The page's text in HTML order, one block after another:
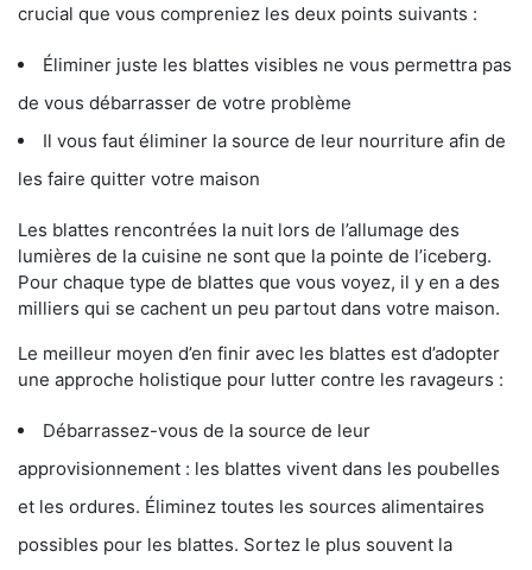
crucial que vous compreniez les deux points suivants :
Éliminer juste les blattes visibles ne vous permettra pas
de vous débarrasser de votre problème
Il vous faut éliminer la source de leur nourriture afin de
les faire quitter votre maison
Les blattes rencontrées la nuit lors de l’allumage des
lumières de la cuisine ne sont que la pointe de l’iceberg.
Pour chaque type de blattes que vous voyez, il y en a des
milliers qui se cachent un peu partout dans votre maison.
Le meilleur moyen d’en finir avec les blattes est d’adopter
une approche holistique pour lutter contre les ravageurs :
Débarrassez-vous de la source de leur
approvisionnement : les blattes vivent dans les poubelles
et les ordures. Éliminez toutes les sources alimentaires
possibles pour les blattes. Sortez le plus souvent la